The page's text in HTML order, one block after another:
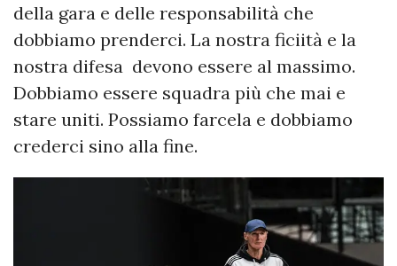
della gara e delle responsabilità che
dobbiamo prenderci. La nostra ficiità e la
nostra difesa devono essere al massimo.
Dobbiamo essere squadra più che mai e
stare uniti. Possiamo farcela e dobbiamo
crederci sino alla fine.